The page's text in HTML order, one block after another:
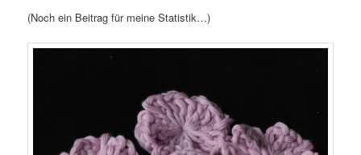
(Noch ein Beitrag für meine Statistik…)